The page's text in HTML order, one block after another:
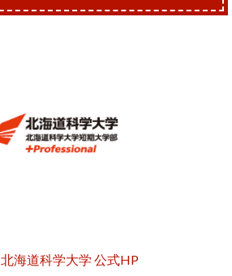
北海道科学大学 公式HP